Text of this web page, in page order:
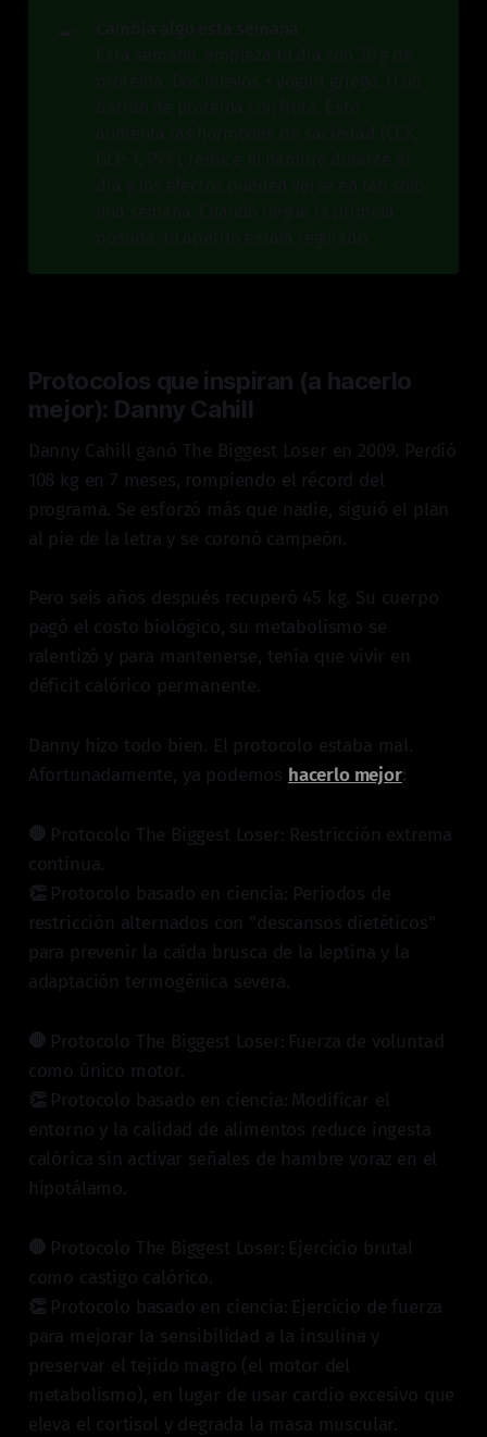
Protocolos que inspiran (a hacerlo
mejor): Danny Cahill
Danny Cahill ganó The Biggest Loser en 2009. Perdió
108 kg en 7 meses, rompiendo el récord del
programa. Se esforzó más que nadie, siguió el plan
al pie de la letra y se coronó campeón.
Pero seis años después recuperó 45 kg. Su cuerpo
pagó el costo biológico, su metabolismo se
ralentizó y para mantenerse, tenía que vivir en
déficit calórico permanente.
Danny hizo todo bien. El protocolo estaba mal.
Afortunadamente, ya podemos hacerlo mejor:
🛑 Protocolo The Biggest Loser: Restricción extrema
continua.
👏 Protocolo basado en ciencia: Periodos de
restricción alternados con "descansos dietéticos"
para prevenir la caída brusca de la leptina y la
adaptación termogénica severa.
🛑 Protocolo The Biggest Loser: Fuerza de voluntad
como único motor.
👏 Protocolo basado en ciencia: Modificar el
entorno y la calidad de alimentos reduce ingesta
calórica sin activar señales de hambre voraz en el
hipotálamo.
🛑 Protocolo The Biggest Loser: Ejercicio brutal
como castigo calórico.
👏 Protocolo basado en ciencia: Ejercicio de fuerza
para mejorar la sensibilidad a la insulina y
preservar el tejido magro (el motor del
metabolismo), en lugar de usar cardio excesivo que
eleva el cortisol y degrada la masa muscular.